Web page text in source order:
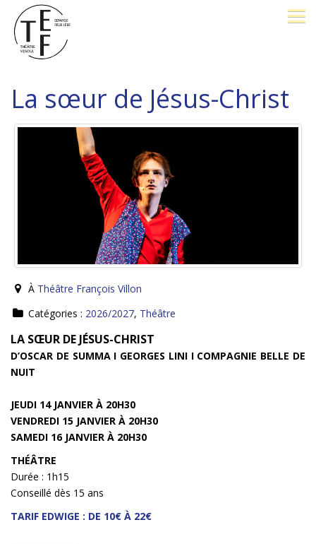
OPÉRA PROMENADE
PÔLE D'EXCELLENCE
AVEC VOUS
INFOS
La sœur de Jésus-Christ
À Théâtre François Villon
Catégories : 2026/2027, Théâtre
LA SŒUR DE JÉSUS-CHRIST
D’OSCAR DE SUMMA I GEORGES LINI I COMPAGNIE BELLE DE
NUIT
JEUDI 14 JANVIER À 20H30
VENDREDI 15 JANVIER À 20H30
SAMEDI 16 JANVIER À 20H30
THÉÂTRE
Durée : 1h15
Conseillé dès 15 ans
TARIF EDWIGE : DE 10€ À 22€